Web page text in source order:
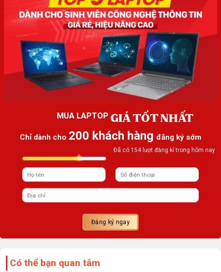
MUA LAPTOP GIÁ TỐT NHẤT
Chỉ dành cho 200 khách hàng đăng ký sớm
Đã có 154 lượt đăng kí trong hôm nay
Có thể bạn quan tâm